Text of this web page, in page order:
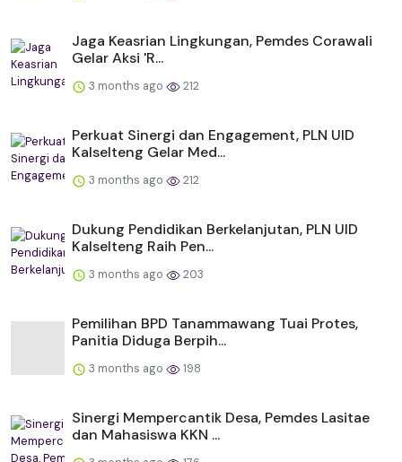
Jaga Keasrian Lingkungan, Pemdes Corawali
Gelar Aksi 'R...
3 months ago 212
Perkuat Sinergi dan Engagement, PLN UID
Kalselteng Gelar Med...
3 months ago 212
Dukung Pendidikan Berkelanjutan, PLN UID
Kalselteng Raih Pen...
3 months ago 203
Pemilihan BPD Tanammawang Tuai Protes,
Panitia Diduga Berpih...
3 months ago 198
Sinergi Mempercantik Desa, Pemdes Lasitae
dan Mahasiswa KKN ...